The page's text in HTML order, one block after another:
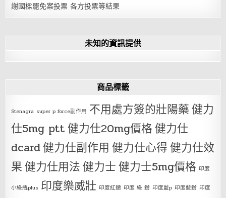
謝國樑罷免案投票 各方投票等結果
未知的資訊提供
商品標籤
Stenagra super p force副作用 不用處方簽的壯陽藥健力
仕5mg ptt健力仕20mg價格健力仕
dcard健力仕副作用 健力仕心得健力仕效
果健力仕用法健力士健力士5mg價格 印度
小綠瓶plus 印度樂威壯 印度紅鑽 印度 綠 鑽 印度藍p 印度藍鑽 印度